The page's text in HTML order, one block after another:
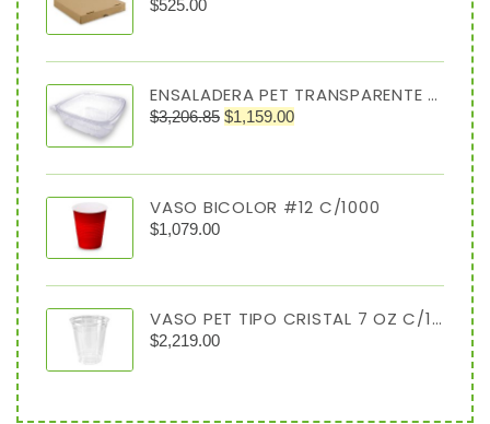
$525.00
ENSALADERA PET TRANSPARENTE 64 OZ TIPO ALMEJA
$3,206.85 $1,159.00
VASO BICOLOR #12 C/1000
$1,079.00
VASO PET TIPO CRISTAL 7 OZ C/1000
$2,219.00